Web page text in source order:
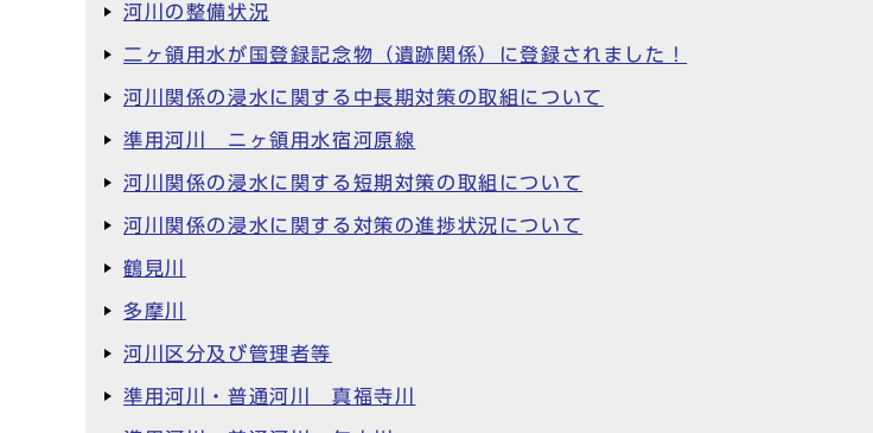
河川の整備状況
二ヶ領用水が国登録記念物（遺跡関係）に登録されました！
河川関係の浸水に関する中長期対策の取組について
準用河川 ニヶ領用水宿河原線
河川関係の浸水に関する短期対策の取組について
河川関係の浸水に関する対策の進捗状況について
鶴見川
多摩川
河川区分及び管理者等
準用河川・普通河川 真福寺川